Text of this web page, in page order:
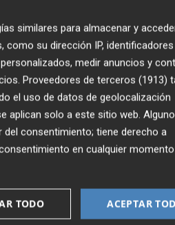
2
3
miércoles -la sexta
(CESM-CV),
de pacientes a
de los médicos
geográfica, la
del entorno.
similares para almacenar y
su dirección IP,
medir anuncios y
Proveedores de terceros (1913)
el uso de datos de geolocalización
aplican solo a este sitio web.
del consentimiento; tiene derecho a
en cualquier
ACEPTAR
TODO